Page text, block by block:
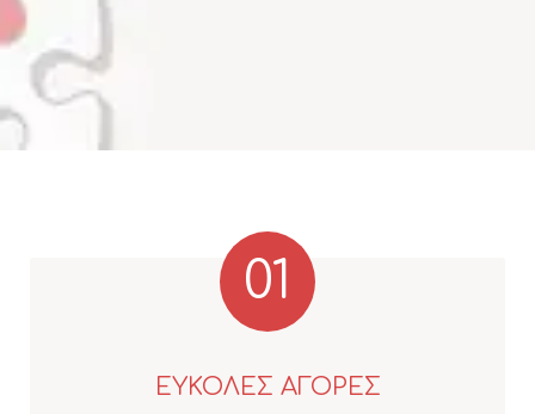
01
ΕΥΚΟΛΕΣ ΑΓΟΡΕΣ